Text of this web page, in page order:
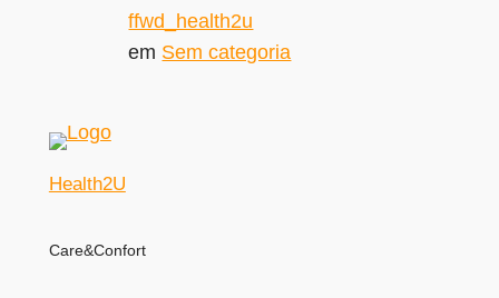
ffwd_health2u
em Sem categoria
Health2U
Care&Confort